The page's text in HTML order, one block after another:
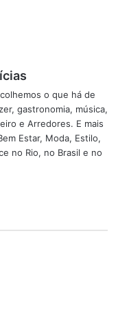
se matar de fazer
a sua saúde
Dr. Rodolfo
e tem
o que há de
gastronomia, música,
e Arredores. E mais
Estar, Moda, Estilo,
no Rio, no Brasil e no